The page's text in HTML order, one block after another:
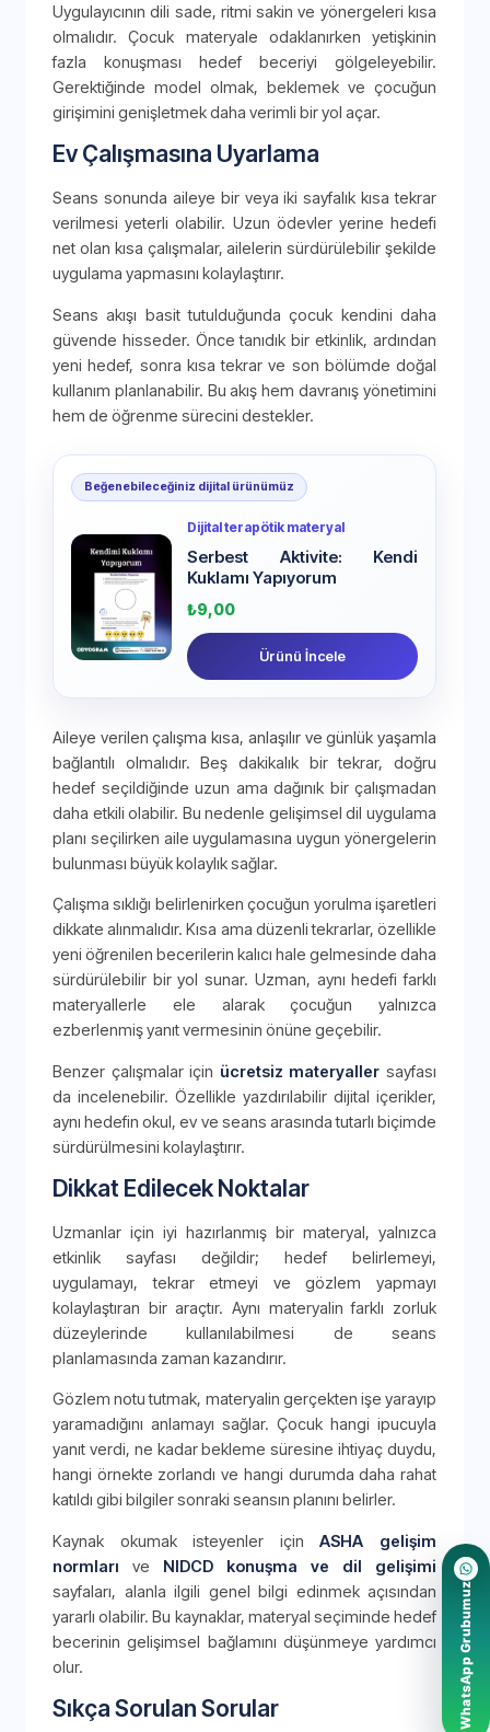
Uygulayıcının dili sade, ritmi sakin ve yönergeleri kısa
olmalıdır. Çocuk materyale odaklanırken yetişkinin
fazla konuşması hedef beceriyi gölgeleyebilir.
Gerektiğinde model olmak, beklemek ve çocuğun
girişimini genişletmek daha verimli bir yol açar.
Ev Çalışmasına Uyarlama
Seans sonunda aileye bir veya iki sayfalık kısa tekrar
verilmesi yeterli olabilir. Uzun ödevler yerine hedefi
net olan kısa çalışmalar, ailelerin sürdürülebilir şekilde
uygulama yapmasını kolaylaştırır.
Seans akışı basit tutulduğunda çocuk kendini daha
güvende hisseder. Önce tanıdık bir etkinlik, ardından
yeni hedef, sonra kısa tekrar ve son bölümde doğal
kullanım planlanabilir. Bu akış hem davranış yönetimini
hem de öğrenme sürecini destekler.
Beğenebileceğiniz dijital ürünümüz
Dijital terapötik materyal
Serbest Aktivite: Kendi
Kuklamı Yapıyorum
₺9,00
Ürünü İncele
Aileye verilen çalışma kısa, anlaşılır ve günlük yaşamla
bağlantılı olmalıdır. Beş dakikalık bir tekrar, doğru
hedef seçildiğinde uzun ama dağınık bir çalışmadan
daha etkili olabilir. Bu nedenle gelişimsel dil uygulama
planı seçilirken aile uygulamasına uygun yönergelerin
bulunması büyük kolaylık sağlar.
Çalışma sıklığı belirlenirken çocuğun yorulma işaretleri
dikkate alınmalıdır. Kısa ama düzenli tekrarlar, özellikle
yeni öğrenilen becerilerin kalıcı hale gelmesinde daha
sürdürülebilir bir yol sunar. Uzman, aynı hedefi farklı
materyallerle ele alarak çocuğun yalnızca
ezberlenmiş yanıt vermesinin önüne geçebilir.
Benzer çalışmalar için ücretsiz materyaller sayfası
da incelenebilir. Özellikle yazdırılabilir dijital içerikler,
aynı hedefin okul, ev ve seans arasında tutarlı biçimde
sürdürülmesini kolaylaştırır.
Dikkat Edilecek Noktalar
Uzmanlar için iyi hazırlanmış bir materyal, yalnızca
etkinlik sayfası değildir; hedef belirlemeyi,
uygulamayı, tekrar etmeyi ve gözlem yapmayı
kolaylaştıran bir araçtır. Aynı materyalin farklı zorluk
düzeylerinde kullanılabilmesi de seans
planlamasında zaman kazandırır.
Gözlem notu tutmak, materyalin gerçekten işe yarayıp
yaramadığını anlamayı sağlar. Çocuk hangi ipucuyla
yanıt verdi, ne kadar bekleme süresine ihtiyaç duydu,
hangi örnekte zorlandı ve hangi durumda daha rahat
katıldı gibi bilgiler sonraki seansın planını belirler.
Kaynak okumak isteyenler içinASHA gelişim
normları ve NIDCD konuşma ve dil gelişimi
sayfaları, alanla ilgili genel bilgi edinmek açısından
yararlı olabilir. Bu kaynaklar, materyal seçiminde hedef
becerinin gelişimsel bağlamını düşünmeye yardımcı
olur.
Sıkça Sorulan Sorular
WhatsApp Grubumuz